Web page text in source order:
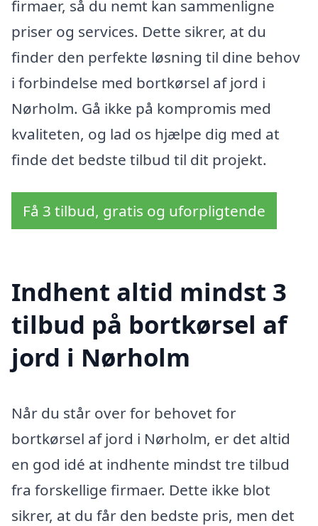
firmaer, så du nemt kan sammenligne
priser og services. Dette sikrer, at du
finder den perfekte løsning til dine behov
i forbindelse med bortkørsel af jord i
Nørholm. Gå ikke på kompromis med
kvaliteten, og lad os hjælpe dig med at
finde det bedste tilbud til dit projekt.
Få 3 tilbud, gratis og uforpligtende
Indhent altid mindst 3
tilbud på bortkørsel af
jord i Nørholm
Når du står over for behovet for
bortkørsel af jord i Nørholm, er det altid
en god idé at indhente mindst tre tilbud
fra forskellige firmaer. Dette ikke blot
sikrer, at du får den bedste pris, men det